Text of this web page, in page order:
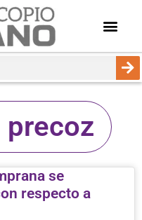
precoz
se
respecto a